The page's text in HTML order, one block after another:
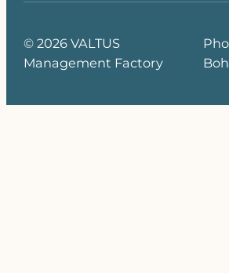
© 2026 VALTUS
Management Factory